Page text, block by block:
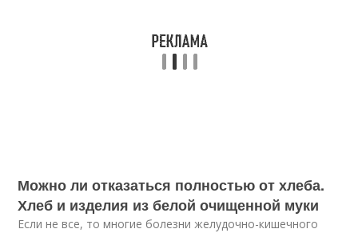
Можно ли отказаться полностью от хлеба.
Хлеб и изделия из белой очищенной муки
Если не все, то многие болезни желудочно-кишечного